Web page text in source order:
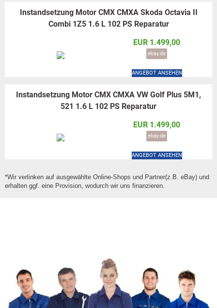
Instandsetzung Motor CMX CMXA Skoda Octavia II
Combi 1Z5 1.6 L 102 PS Reparatur
EUR 1.499,00
ebay.de
ANGEBOT ANSEHEN
Instandsetzung Motor CMX CMXA VW Golf Plus 5M1,
521 1.6 L 102 PS Reparatur
EUR 1.499,00
ebay.de
ANGEBOT ANSEHEN
*Wir verlinken auf ausgewählte Online-Shops und Partner(z.B. eBay) und
erhalten ggf. eine Provision, wodurch wir uns finanzieren.